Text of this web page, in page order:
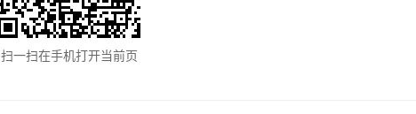
扫一扫在手机打开当前页